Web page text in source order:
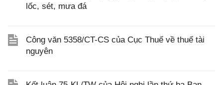
lốc, sét, mưa đá
Công văn 5358/CT-CS của Cục Thuế về thuế tài
nguyên